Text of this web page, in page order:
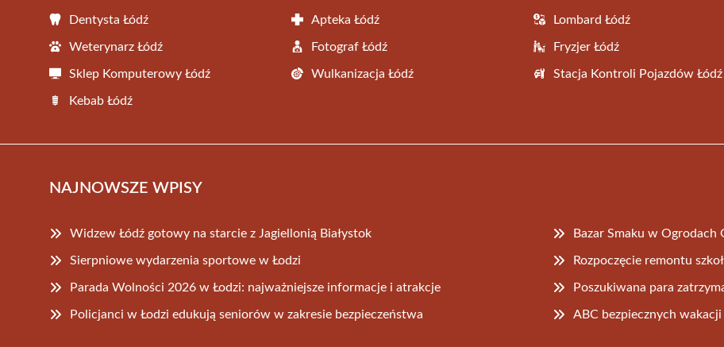
Dentysta Łódź Apteka Łódź Lombard Łódź
Weterynarz Łódź Fotograf Łódź Fryzjer Łódź
Sklep Komputerowy Łódź Wulkanizacja Łódź Stacja Kontroli Pojazdów Łódź
Kebab Łódź
NAJNOWSZE WPISY
Widzew Łódź gotowy na starcie z Jagiellonią Białystok Bazar Smaku w
Sierpniowe wydarzenia sportowe w Łodzi Rozpoczęcie remontu
Parada Wolności 2026 w Łodzi: najważniejsze informacje i atrakcje Poszukiwana para
Policjanci w Łodzi edukują seniorów w zakresie bezpieczeństwa ABC bezpiecznych